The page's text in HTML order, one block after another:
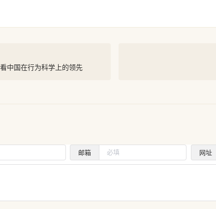
中国在行为科学上的领先
邮箱 网址